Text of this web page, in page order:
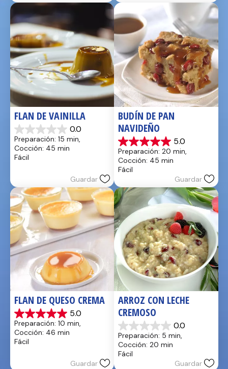
FLAN DE VAINILLA
0.0
0.0
de
5
estrellas.
Preparación: 15 min,
Cocción: 45 min
Fácil
Guardar
BUDÍN DE PAN
NAVIDEÑO
5.0
5.0
de
5
estrellas.
reseña
Preparación: 20 min,
Cocción: 45 min
Fácil
Guardar
FLAN DE QUESO CREMA
5.0
5.0
de
5
estrellas.
Preparación: 10 min,
Cocción: 46 min
Fácil
Guardar
ARROZ CON LECHE
CREMOSO
0.0
0.0
de
5
estrellas.
Preparación: 5 min,
Cocción: 20 min
Fácil
Guardar